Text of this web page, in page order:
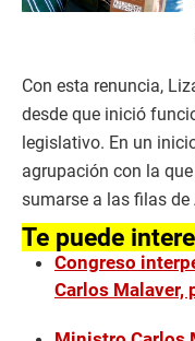
Con esta renuncia,
desde que inició
legislativo. En un
agrupación con la
sumarse a las filas de
Te puede
Congreso
Carlos Malaver,